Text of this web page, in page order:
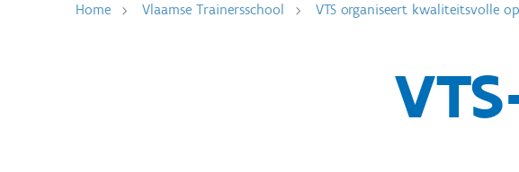
Home Vlaamse Trainersschool VTS organiseert kwaliteitsvolle